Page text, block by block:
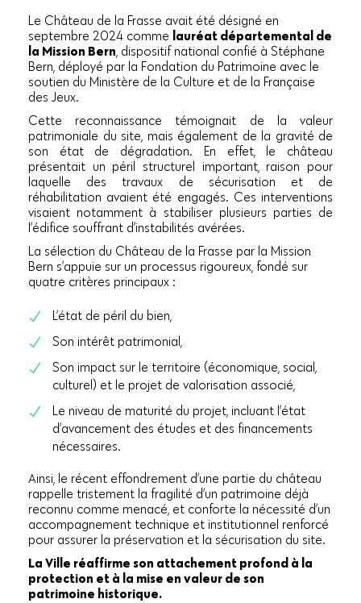
Le Château de la Frasse avait été désigné en
septembre 2024 comme lauréat départemental de
la Mission Bern , dispositif national confié à Stéphane
Bern, déployé par la Fondation du Patrimoine avec le
soutien du Ministère de la Culture et de la Française
des Jeux.
Cette reconnaissance témoignait de la valeur
patrimoniale du site, mais également de la gravité de
son état de dégradation. En effet, le château
présentait un péril structurel important, raison pour
laquelle des travaux de sécurisation et de
réhabilitation avaient été engagés. Ces interventions
visaient notamment à stabiliser plusieurs parties de
l’édifice souffrant d’instabilités avérées.
La sélection du Château de la Frasse par la Mission
Bern s’appuie sur un processus rigoureux, fondé sur
quatre critères principaux :
L’état de péril du bien,
Son intérêt patrimonial,
Son impact sur le territoire (économique, social,
culturel) et le projet de valorisation associé,
Le niveau de maturité du projet, incluant l’état
d’avancement des études et des financements
nécessaires.
Ainsi, le récent effondrement d’une partie du château
rappelle tristement la fragilité d’un patrimoine déjà
reconnu comme menacé, et conforte la nécessité d’un
accompagnement technique et institutionnel renforcé
pour assurer la préservation et la sécurisation du site.
La Ville réaffirme son attachement profond à la
protection et à la mise en valeur de son
patrimoine historique.